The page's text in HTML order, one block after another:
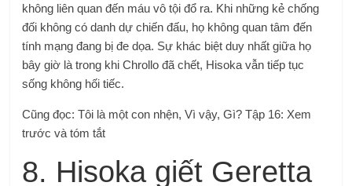
không liên quan đến máu vô tội đổ ra. Khi những kẻ chống
đối không có danh dự chiến đấu, họ không quan tâm đến
tính mạng đang bị đe dọa. Sự khác biệt duy nhất giữa họ
bây giờ là trong khi Chrollo đã chết, Hisoka vẫn tiếp tục
sống không hối tiếc.
Cũng đọc: Tôi là một con nhện, Vì vậy, Gì? Tập 16: Xem
trước và tóm tắt
8. Hisoka giết Geretta